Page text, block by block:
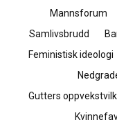
Mannsforum
Samlivsbrudd
Feministisk ideologi
Gutters